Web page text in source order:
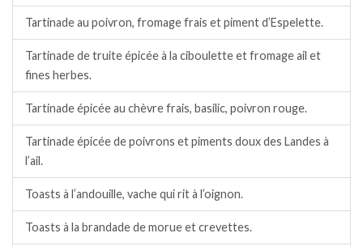
Tartinade au poivron, fromage frais et piment d’Espelette.
Tartinade de truite épicée à la ciboulette et fromage ail et
fines herbes.
Tartinade épicée au chèvre frais, basilic, poivron rouge.
Tartinade épicée de poivrons et piments doux des Landes à
l’ail.
Toasts à l’andouille, vache qui rit à l’oignon.
Toasts à la brandade de morue et crevettes.